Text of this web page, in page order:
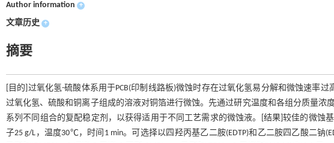
Author information +
文章历史 +
摘要
[目的]过氧化氢-硫酸体系用于PCB(印制线路板)微蚀时存在过氧化氢易分解和微蚀速率
过氧化氢、硫酸和铜离子组成的溶液对铜箔进行微蚀。先通过研究温度和各组分质量浓
系列不同组合的复配稳定剂，以获得适用于不同工艺需求的微蚀液。[结果]较佳的微蚀
子25 g/L，温度30℃，时间1 min。可选择以四羟丙基乙二胺(EDTP)和乙二胺四乙酸二钠